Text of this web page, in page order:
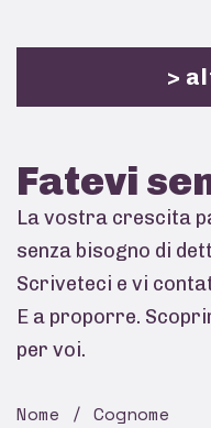
>
Fatevi
La vostra crescita
senza bisogno di
Scriveteci e vi
E a proporre.
per voi.
Nome / Cognome